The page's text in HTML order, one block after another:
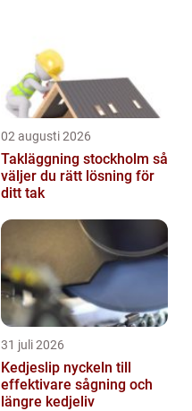
02 augusti 2026
Takläggning stockholm så
väljer du rätt lösning för
ditt tak
31 juli 2026
Kedjeslip nyckeln till
effektivare sågning och
längre kedjeliv